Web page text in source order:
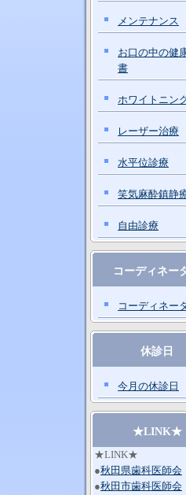
メンテナンス
お口の中の健
書
ホワイトニン
レーザー治療
水平位診療
笑気麻酔鎮静
自由診療
コーディネー
コーディネー
休診日
今月の休診日
★LINK★
★LINK★
●秋田県歯科医師会
●秋田市歯科医師会